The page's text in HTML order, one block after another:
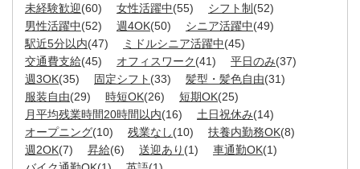
未経験歓迎(60) 女性活躍中(55) シフト制 (52)
男性活躍中(52) 週4OK(50) シニア活躍中(49)
駅近5分以内(47) ミドルシニア活躍中(45)
交通費支給(45) オフィスワーク(41) 平日のみ(37)
週3OK(35) 固定シフト (33) 髪型・髪色自由(31)
服装自由(29) 時短OK(26) 短期OK(25)
月平均残業時間20時間以内(16) 土日祝休み(14)
オープニング(10) 残業なし(10) 扶養内勤務OK(8)
週2OK(7) 昇給(6) 送迎あり (1) 車通勤OK(1)